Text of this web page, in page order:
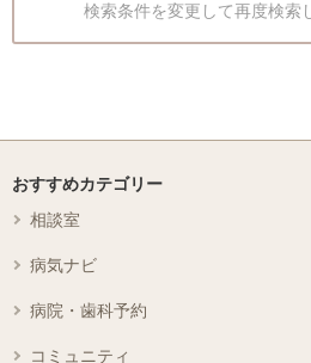
検索条件を変更して再度検索
おすすめカテゴリー
相談室
病気ナビ
病院・歯科予約
コミュニティ